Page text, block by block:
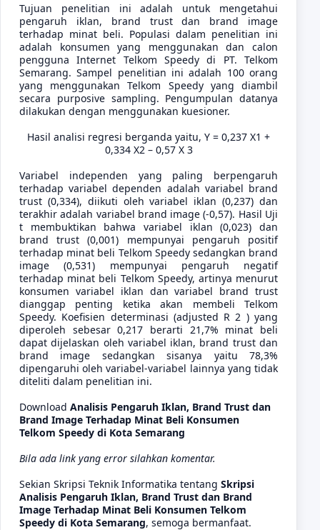
Tujuan penelitian ini adalah untuk mengetahui
pengaruh iklan, brand trust dan brand image
terhadap minat beli. Populasi dalam penelitian ini
adalah konsumen yang menggunakan dan calon
pengguna Internet Telkom Speedy di PT. Telkom
Semarang. Sampel penelitian ini adalah 100 orang
yang menggunakan Telkom Speedy yang diambil
secara purposive sampling. Pengumpulan datanya
dilakukan dengan menggunakan kuesioner.
Hasil analisi regresi berganda yaitu, Y = 0,237 X1 +
0,334 X2 – 0,57 X 3
Variabel independen yang paling berpengaruh
terhadap variabel dependen adalah variabel brand
trust (0,334), diikuti oleh variabel iklan (0,237) dan
terakhir adalah variabel brand image (-0,57). Hasil Uji
t membuktikan bahwa variabel iklan (0,023) dan
brand trust (0,001) mempunyai pengaruh positif
terhadap minat beli Telkom Speedy sedangkan brand
image (0,531) mempunyai pengaruh negatif
terhadap minat beli Telkom Speedy, artinya menurut
konsumen variabel iklan dan variabel brand trust
dianggap penting ketika akan membeli Telkom
Speedy. Koefisien determinasi (adjusted R 2 ) yang
diperoleh sebesar 0,217 berarti 21,7% minat beli
dapat dijelaskan oleh variabel iklan, brand trust dan
brand image sedangkan sisanya yaitu 78,3%
dipengaruhi oleh variabel-variabel lainnya yang tidak
diteliti dalam penelitian ini.
Download Analisis Pengaruh Iklan, Brand Trust dan
Brand Image Terhadap Minat Beli Konsumen
Telkom Speedy di Kota Semarang
Bila ada link yang error silahkan komentar.
Sekian Skripsi Teknik Informatika tentang Skripsi
Analisis Pengaruh Iklan, Brand Trust dan Brand
Image Terhadap Minat Beli Konsumen Telkom
Speedy di Kota Semarang, semoga bermanfaat.